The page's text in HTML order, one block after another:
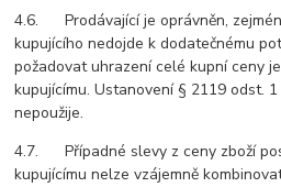
4.6. Prodávající je oprávněn,
kupujícího nedojde k dodatečnému
požadovat uhrazení celé kupní ceny
kupujícímu. Ustanovení § 2119 odst.
nepoužije.
4.7. Případné slevy z ceny zboží
kupujícímu nelze vzájemně